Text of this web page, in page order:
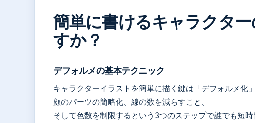
簡単に書けるキャラクタ
すか？
デフォルメの基本テクニック
キャラクターイラストを簡単に描く鍵は「デフォルメ化
顔のパーツの簡略化、線の数を減らすこと、
そして色数を制限するという3つのステップで誰でも短時